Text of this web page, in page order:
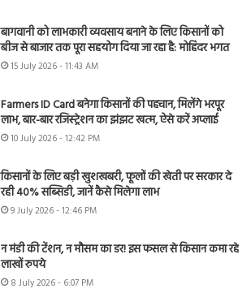
बागवानी को लाभकारी व्यवसाय बनाने के लिए किसानों को
बीज से बाजार तक पूरा सहयोग दिया जा रहा है: मोहिंदर भगत
15 July 2026 - 11:43 AM
Farmers ID Card बनेगा किसानों की पहचान, मिलेंगे भरपूर
लाभ, बार-बार रजिस्ट्रेशन का झंझट खत्म, ऐसे करें अप्लाई
10 July 2026 - 12:42 PM
किसानों के लिए बड़ी खुशखबरी, फूलों की खेती पर सरकार दे
रही 40% सब्सिडी, जानें कैसे मिलेगा लाभ
9 July 2026 - 12:46 PM
न मंडी की टेंशन, न मौसम का डर! इस फसल से किसान कमा रहे
लाखों रुपये
8 July 2026 - 6:07 PM